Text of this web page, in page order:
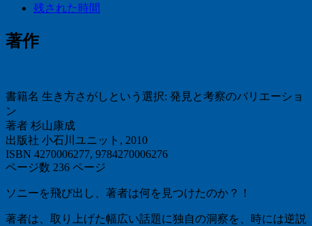
残された時間
著作
書籍名 生き方さがしという選択: 発見と考察のバリエーショ
ン
著者 杉山康成
出版社 小石川ユニット, 2010
ISBN 4270006277, 9784270006276
ページ数 236 ページ
ソニーを飛び出し、著者は何を見つけたのか？！
著者は、取り上げた幅広い話題に独自の洞察を、時には逆説